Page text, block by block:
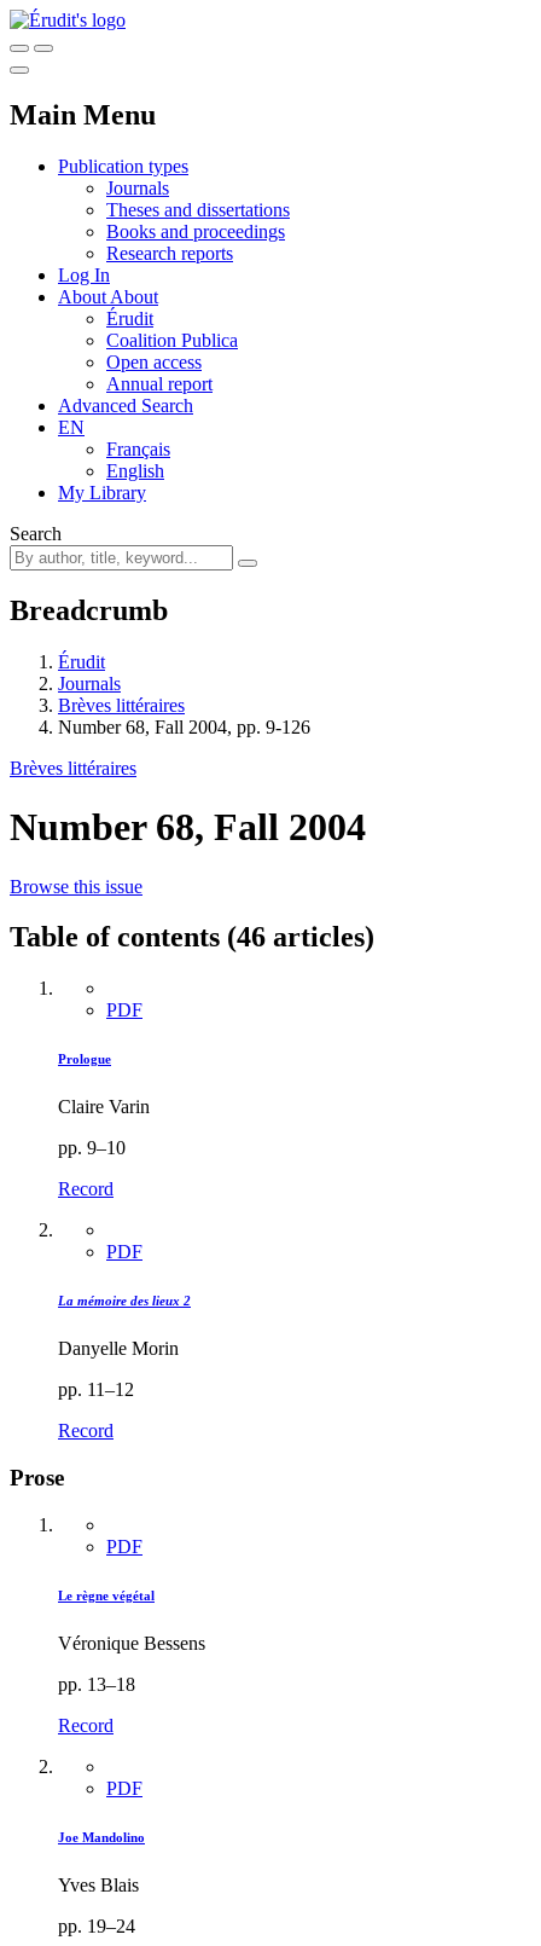
Main Menu
Publication types
Journals
Theses and dissertations
Books and proceedings
Research reports
Log In
About About
Érudit
Coalition Publica
Open access
Annual report
Advanced Search
EN
Français
English
My Library
Search
Breadcrumb
Érudit
Journals
Brèves littéraires
Number 68, Fall 2004, pp. 9-126
Brèves littéraires
Number 68, Fall 2004
Browse this issue
Table of contents (46 articles)
PDF
Prologue
Claire Varin
pp. 9–10
Record
PDF
La mémoire des lieux 2
Danyelle Morin
pp. 11–12
Record
Prose
PDF
Le règne végétal
Véronique Bessens
pp. 13–18
Record
PDF
Joe Mandolino
Yves Blais
pp. 19–24